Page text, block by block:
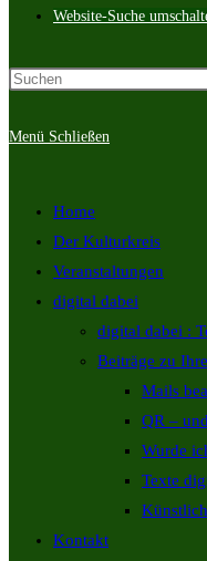
Website-Suche
Menü Schließen
Home
Der Kulturkreis
Veranstaltungen
digital dabei
digital dabei :
Beiträge zu
Mails
QR –
Wurde
Texte
Kontakt